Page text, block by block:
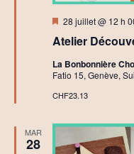
Atelier
Mis
avant
28 juillet @ 12 h
La Bonbonnière
Fatio 15, Genève,
CHF23.13
MAR
28